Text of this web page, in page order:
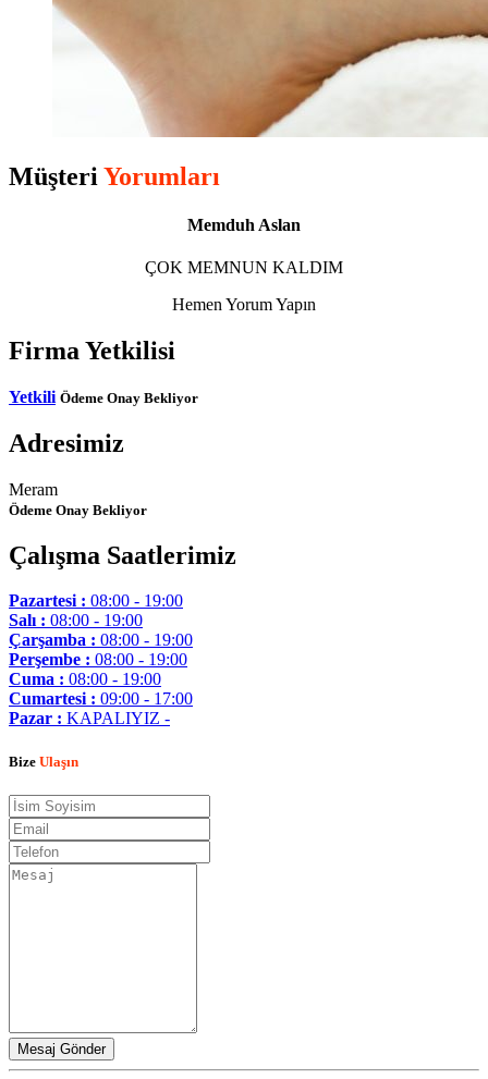
MüşteriYorumları
Memduh Aslan
ÇOK MEMNUN KALDIM
Hemen Yorum Yapın
Firma Yetkilisi
Yetkili Ödeme Onay Bekliyor
Adresimiz
Meram
Ödeme Onay Bekliyor
Çalışma Saatlerimiz
Pazartesi : 08:00 - 19:00
Salı : 08:00 - 19:00
Çarşamba : 08:00 - 19:00
Perşembe : 08:00 - 19:00
Cuma : 08:00 - 19:00
Cumartesi : 09:00 - 17:00
Pazar : KAPALIYIZ -
Bize Ulaşın